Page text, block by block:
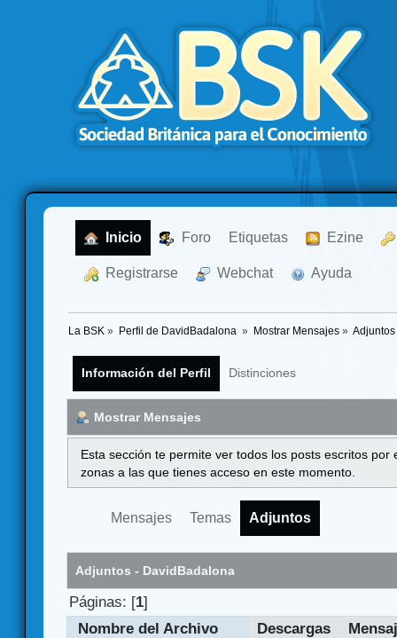
Inicio Foro Etiquetas Ezine
Registrarse Webchat Ayuda
La BSK » Perfil de DavidBadalona » Mostrar Mensajes» Adjuntos
Información del Perfil Distinciones
Mostrar Mensajes
Esta sección te permite ver todos los posts escritos
zonas a las que tienes acceso en este momento.
Mensajes Temas Adjuntos
Adjuntos - DavidBadalona
Páginas: [1]
Nombre del Archivo
Descargas